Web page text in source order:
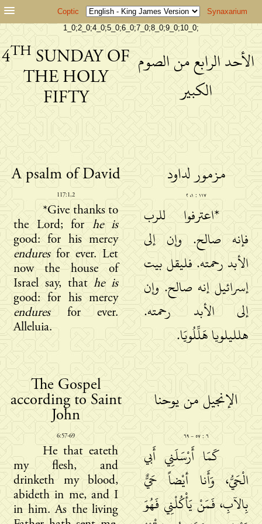
Coptic
Synaxarium
1_0;2_0;4_0;5_0;6_0;7_0;8_0;9_0;10_0;
4TH SUNDAY OF
THE HOLY
FIFTY
الأحد الرابع من الصوم
الكبير
A psalm of David مزمور لداود
117:1,2 ١١٧ : ١، ٢
*Give thanks to
the Lord; forhe is
good: for his mercy
enduresfor ever. Let
now the house of
Israel say, thathe is
good: for his mercy
enduresfor ever.
Alleluia.
*اعترفوا للرب
فإنه صالح. وإن إلى
الأبد رحمته. فليقل بيت
إسرائيل إنه صالح. وإن
إلى الأبد رحمته.
هلليلويا هَلِّلُويَا.
The Gospel
according to Saint
John
الإنجيل من يوحنا
6:57-69 ٦ : ٥٧ − ٦٩
He that eateth
my flesh, and
drinketh my blood,
abideth in me, and I
in him. As the living
كَمَا أَرْسَلَنِي أَبي
الْحَيُّ، وَأَنا أيْضاً حَيٌّ
بِالآبِ، فَمَنْ يَأْكُلْنِي فَهُوَ